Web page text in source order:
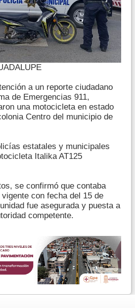
a un reporte ciudadano
de Emergencias 911,
una motocicleta en estado
Centro del municipio de
estatales y municipales
Italika AT125
se confirmó que contaba
con fecha del 15 de
fue asegurada y puesta a
competente.